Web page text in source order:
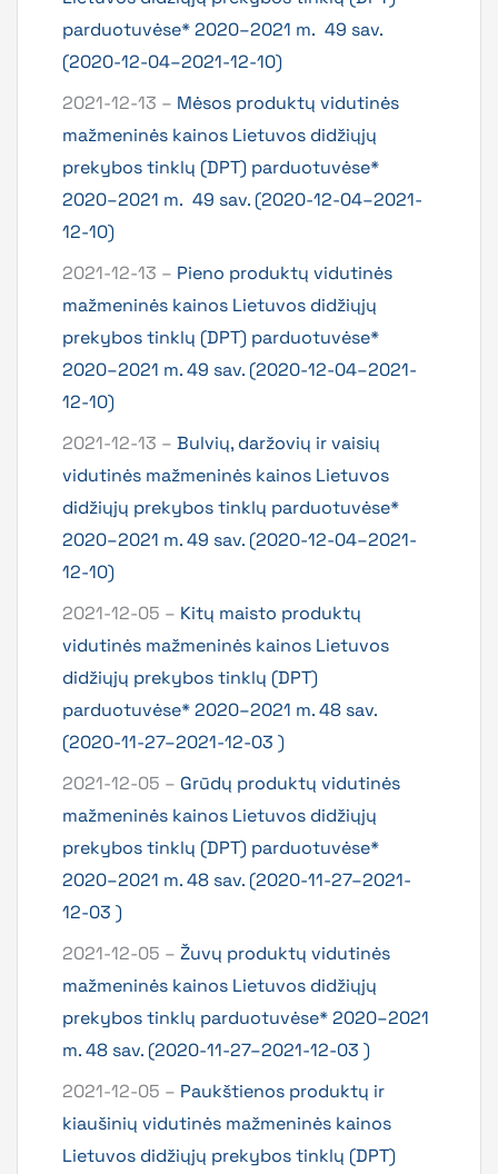
parduotuvėse* 2020–2021 m. 49 sav.
(2020-12-04–2021-12-10)
2021-12-13 – Mėsos produktų vidutinės
mažmeninės kainos Lietuvos didžiųjų
prekybos tinklų (DPT) parduotuvėse*
2020–2021 m. 49 sav. (2020-12-04–2021-
12-10)
2021-12-13 – Pieno produktų vidutinės
mažmeninės kainos Lietuvos didžiųjų
prekybos tinklų (DPT) parduotuvėse*
2020–2021 m. 49 sav. (2020-12-04–2021-
12-10)
2021-12-13 – Bulvių, daržovių ir vaisių
vidutinės mažmeninės kainos Lietuvos
didžiųjų prekybos tinklų parduotuvėse*
2020–2021 m. 49 sav. (2020-12-04–2021-
12-10)
2021-12-05 – Kitų maisto produktų
vidutinės mažmeninės kainos Lietuvos
didžiųjų prekybos tinklų (DPT)
parduotuvėse* 2020–2021 m. 48 sav.
(2020-11-27–2021-12-03 )
2021-12-05 – Grūdų produktų vidutinės
mažmeninės kainos Lietuvos didžiųjų
prekybos tinklų (DPT) parduotuvėse*
2020–2021 m. 48 sav. (2020-11-27–2021-
12-03 )
2021-12-05 – Žuvų produktų vidutinės
mažmeninės kainos Lietuvos didžiųjų
prekybos tinklų parduotuvėse* 2020–2021
m. 48 sav. (2020-11-27–2021-12-03 )
2021-12-05 – Paukštienos produktų ir
kiaušinių vidutinės mažmeninės kainos
Lietuvos didžiųjų prekybos tinklų (DPT)